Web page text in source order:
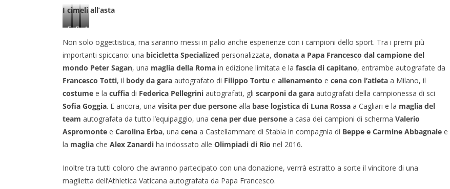
I cimeli all’asta
F
r
a
s
c
o
T
o
t
i
P
a
p
a
n
c
e
s
o
(
A
l
e
n
a
r
d
i
f
o
Non solo oggettistica, ma saranno messi in palio anche esperienze con i campioni dello sport. Tra i premi più
importanti spiccano: una bicicletta Specialized personalizzata, donata a Papa Francesco dal campione del
mondo Peter Sagan, una maglia della Roma in edizione limitata e la fascia di capitano, entrambe autografate da
Francesco Totti, il body da gara autografato di Filippo Tortu e allenamento e cena con l’atleta a Milano, il
costume e la cuffia di Federica Pellegrini autografati, gli scarponi da gara autografati della campionessa di sci
Sofia Goggia. E ancora, una visita per due persone alla base logistica di Luna Rossa a Cagliari e la maglia del
team autografata da tutto l’equipaggio, una cena per due persone a casa dei campioni di scherma Valerio
Aspromonte e Carolina Erba, una cena a Castellammare di Stabia in compagnia di Beppe e Carmine Abbagnale e
la maglia che Alex Zanardi ha indossato alle Olimpiadi di Rio nel 2016.
Inoltre tra tutti coloro che avranno partecipato con una donazione, verrrà estratto a sorte il vincitore di una
maglietta dell’Athletica Vaticana autografata da Papa Francesco.